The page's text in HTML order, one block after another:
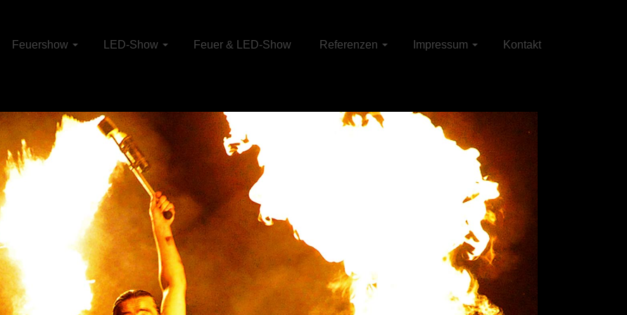
Feuershow LED-Show Feuer & LED-Show Referenzen Impressum Kontakt